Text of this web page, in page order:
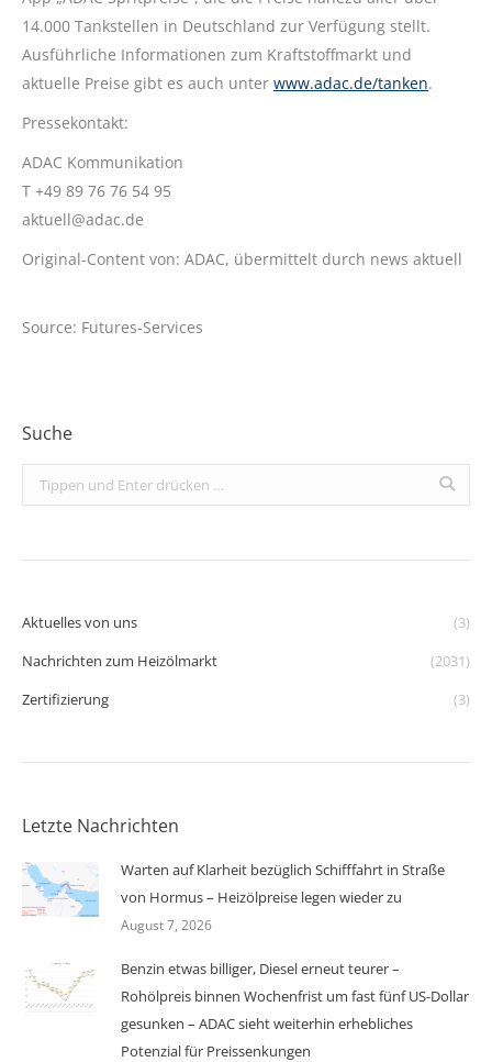
14.000 Tankstellen in Deutschland zur Verfügung stellt.
Ausführliche Informationen zum Kraftstoffmarkt und
aktuelle Preise gibt es auch unter www.adac.de/tanken.
Pressekontakt:
ADAC Kommunikation
T +49 89 76 76 54 95
aktuell@adac.de
Original-Content von: ADAC, übermittelt durch news aktuell
Source: Futures-Services
Suche
Search:
Aktuelles von uns
(3)
Nachrichten zum Heizölmarkt
(2031)
Zertifizierung
(3)
Letzte Nachrichten
Warten auf Klarheit bezüglich Schifffahrt in Straße
von Hormus – Heizölpreise legen wieder zu
August 7, 2026
Benzin etwas billiger, Diesel erneut teurer –
Rohölpreis binnen Wochenfrist um fast fünf US-Dollar
gesunken – ADAC sieht weiterhin erhebliches
Potenzial für Preissenkungen